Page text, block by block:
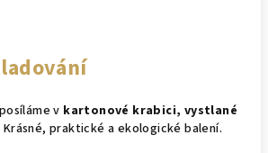
v kartonové krabici, vystlané
Krásné, praktické a ekologické balení.